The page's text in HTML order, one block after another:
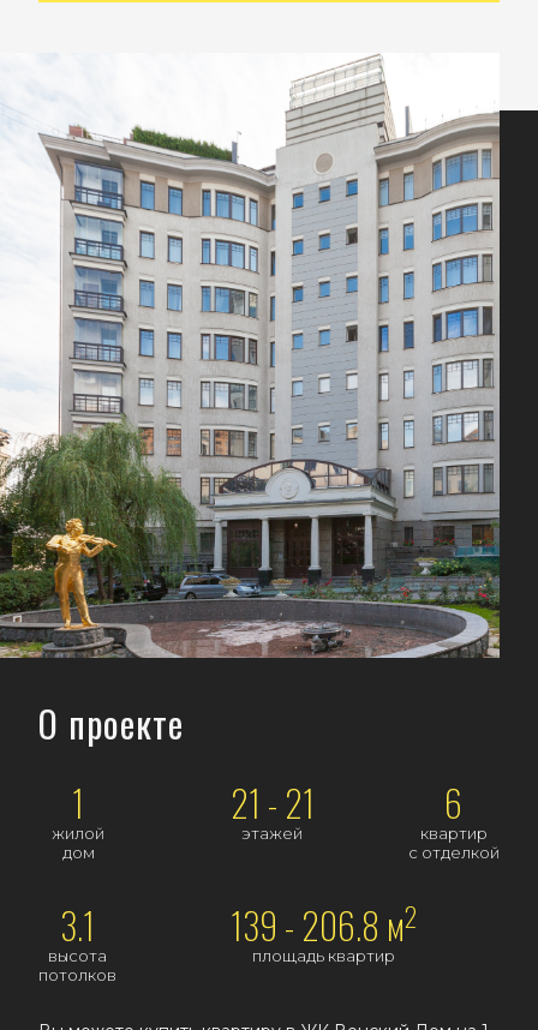
О проекте
1
жилой
дом
21 - 21
этажей
6
квартир
с отделкой
3.1
высота
потолков
139 - 206.8 м2
площадь квартир